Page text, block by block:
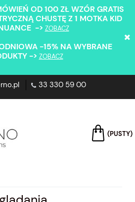
OD 100 ZŁ WZÓR GRATIS
CHUSTĘ Z 1 MOTKA KID
-> ZOBACZ
-15% NA WYBRANE
-> ZOBACZ
33 330 59 00
(PUSTY)